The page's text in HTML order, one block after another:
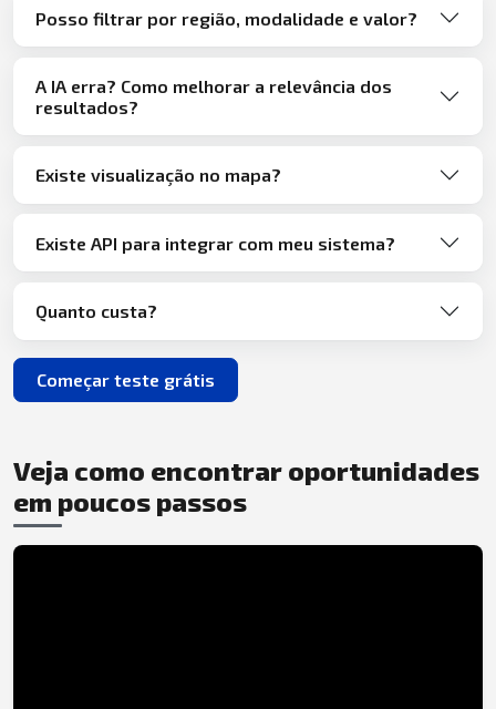
Posso filtrar por região, modalidade e valor?
A IA erra? Como melhorar a relevância dos
resultados?
Existe visualização no mapa?
Existe API para integrar com meu sistema?
Quanto custa?
Começar teste grátis
Veja como encontrar oportunidades
em poucos passos